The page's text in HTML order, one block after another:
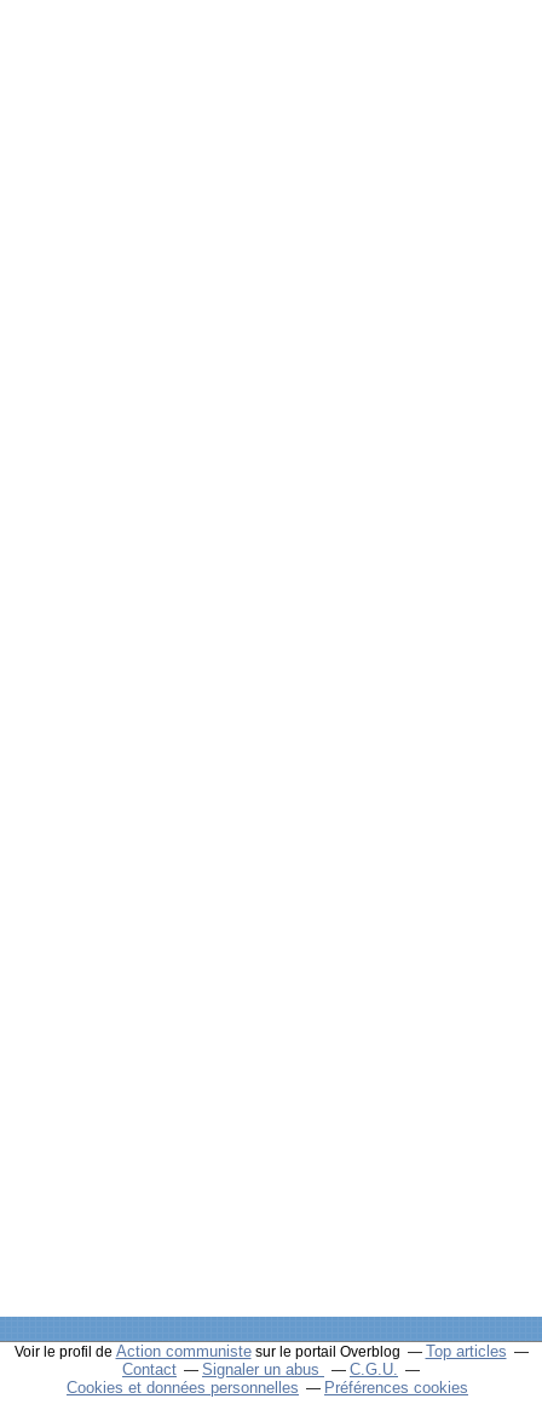
Voir le profil de Action communistesur le portail Overblog
Top articles
Contact
Signaler un abus
C.G.U.
Cookies et données personnelles
Préférences cookies